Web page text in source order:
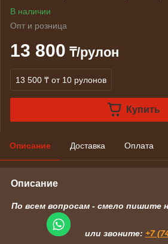
В наличии
Опт и розница
13 800 ₸/рулон
13 500 ₸ от 10 рулонов
Купить
Описание Доставка Оплата
Описание
По всем вопросам - смело
или звоните: +7